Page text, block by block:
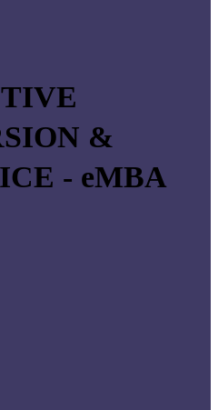
&
- eMBA